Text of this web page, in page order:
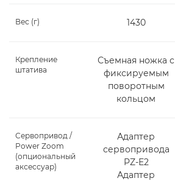
Вес (г) 1430
Крепление
штатива
Съемная ножка с
фиксируемым
поворотным
кольцом
Сервопривод /
Power Zoom
(опциональный
аксессуар)
Адаптер
сервопривода
PZ-E2
Адаптер